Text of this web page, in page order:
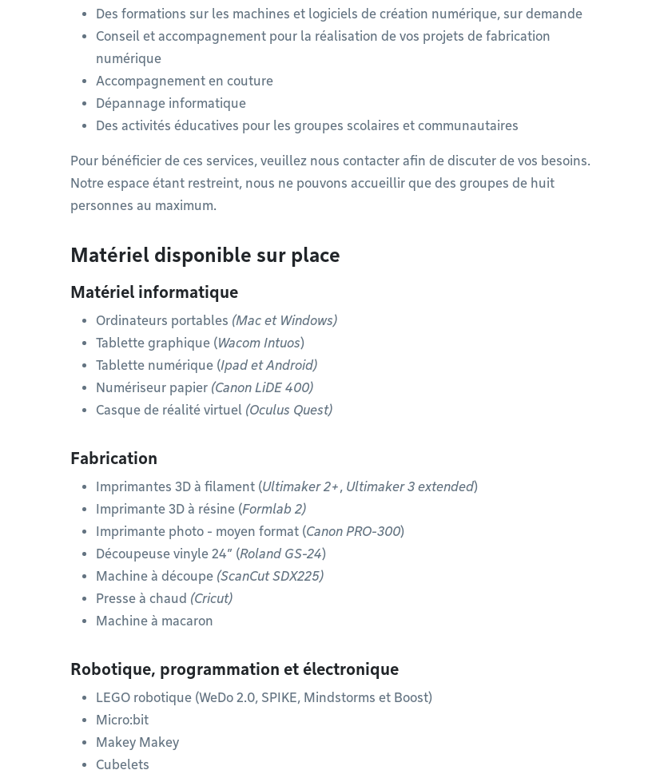
Des formations sur les machines et logiciels de création numérique, sur demande
Conseil et accompagnement pour la réalisation de vos projets de fabrication
numérique
Accompagnement en couture
Dépannage informatique
Des activités éducatives pour les groupes scolaires et communautaires
Pour bénéficier de ces services, veuillez nous contacter afin de discuter de vos besoins.
Notre espace étant restreint, nous ne pouvons accueillir que des groupes de huit
personnes au maximum.
Matériel disponible sur place
Matériel informatique
Ordinateurs portables (Mac et Windows)
Tablette graphique (Wacom Intuos)
Tablette numérique (Ipad et Android)
Numériseur papier (Canon LiDE 400)
Casque de réalité virtuel (Oculus Quest)
Fabrication
Imprimantes 3D à filament (Ultimaker 2+, Ultimaker 3 extended)
Imprimante 3D à résine (Formlab 2)
Imprimante photo - moyen format (Canon PRO-300)
Découpeuse vinyle 24” (Roland GS-24)
Machine à découpe (ScanCut SDX225)
Presse à chaud (Cricut)
Machine à macaron
Robotique, programmation et électronique
LEGO robotique (WeDo 2.0, SPIKE, Mindstorms et Boost)
Micro:bit
Makey Makey
Cubelets